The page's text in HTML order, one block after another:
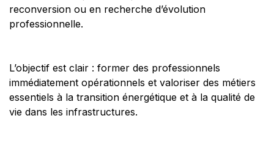
reconversion ou en recherche d’évolution
professionnelle.
L’objectif est clair : former des professionnels
immédiatement opérationnels et valoriser des métiers
essentiels à la transition énergétique et à la qualité de
vie dans les infrastructures.